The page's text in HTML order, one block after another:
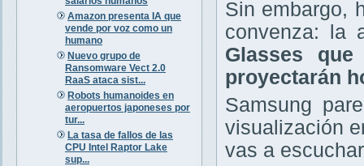
Amazon presenta IA que
vende por voz como un
humano
Nuevo grupo de
Ransomware Vect 2.0
RaaS ataca sist...
Robots humanoides en
aeropuertos japoneses por
tur...
La tasa de fallos de las
CPU Intel Raptor Lake
sup...
Sin embargo,
convenza: la
Glasses
proyectarán
Samsung
visualización
vas a